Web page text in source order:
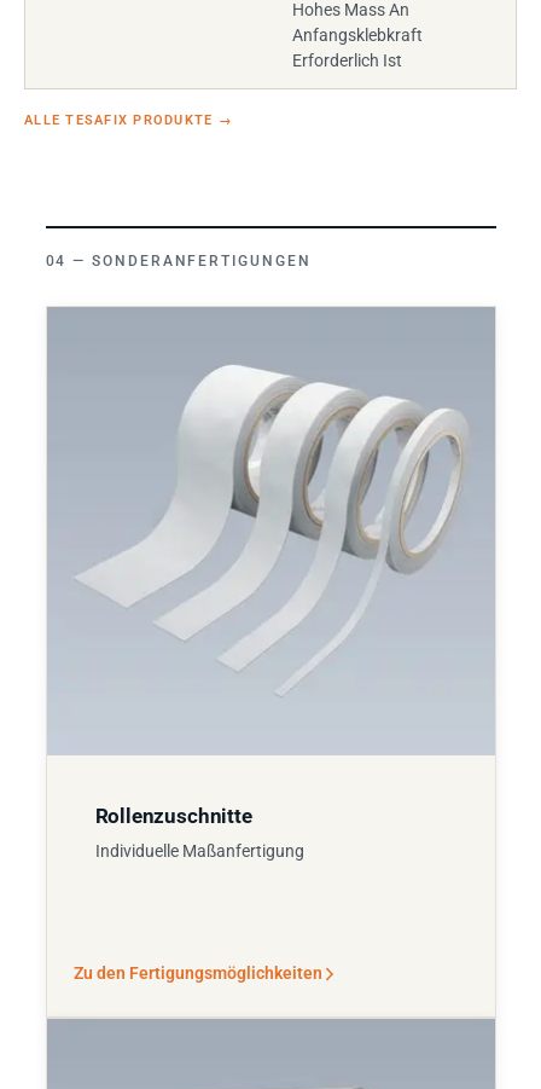
Hohes Mass An
Anfangsklebkraft
Erforderlich Ist
ALLE TESAFIX PRODUKTE →
SONDERANFERTIGUNGEN
Rollenzuschnitte
Individuelle Maßanfertigung
Zu den Fertigungsmöglichkeiten